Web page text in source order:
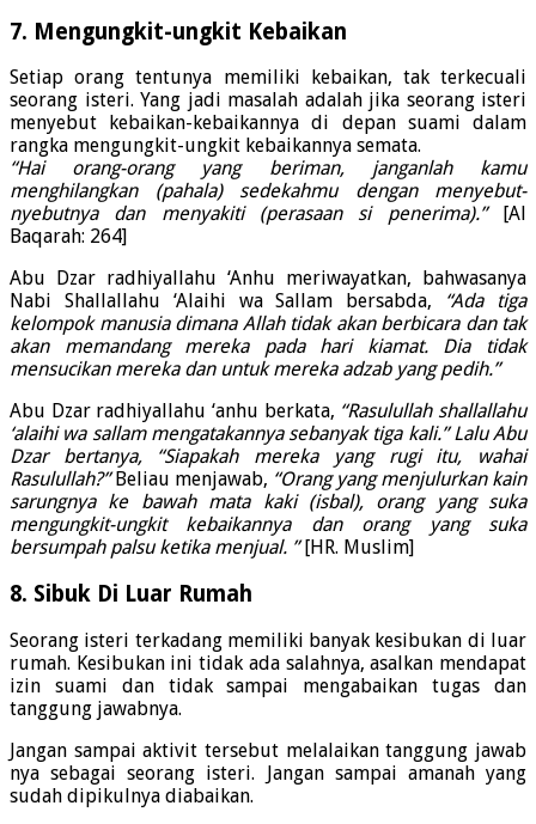
7. Mengungkit-ungkit Kebaikan
Setiap orang tentunya memiliki kebaikan, tak terkecuali
seorang isteri. Yang jadi masalah adalah jika seorang isteri
menyebut kebaikan-kebaikannya di depan suami dalam
rangka mengungkit-ungkit kebaikannya semata.
“Hai orang-orang yang beriman, janganlah kamu
menghilangkan (pahala) sedekahmu dengan menyebut-
nyebutnya dan menyakiti (perasaan si penerima).”[Al
Baqarah: 264]
Abu Dzar radhiyallahu ‘Anhu meriwayatkan, bahwasanya
Nabi Shallallahu ‘Alaihi wa Sallam bersabda, “Ada tiga
kelompok manusia dimana Allah tidak akan berbicara dan tak
akan memandang mereka pada hari kiamat. Dia tidak
mensucikan mereka dan untuk mereka adzab yang pedih.”
Abu Dzar radhiyallahu ‘anhu berkata, “Rasulullah shallallahu
‘alaihi wa sallam mengatakannya sebanyak tiga kali.” Lalu Abu
Dzar bertanya, “Siapakah mereka yang rugi itu, wahai
Rasulullah?”Beliau menjawab, “Orang yang menjulurkan kain
sarungnya ke bawah mata kaki (isbal), orang yang suka
mengungkit-ungkit kebaikannya dan orang yang suka
bersumpah palsu ketika menjual. ”[HR. Muslim]
8. Sibuk Di Luar Rumah
Seorang isteri terkadang memiliki banyak kesibukan di luar
rumah. Kesibukan ini tidak ada salahnya, asalkan mendapat
izin suami dan tidak sampai mengabaikan tugas dan
tanggung jawabnya.
Jangan sampai aktivit tersebut melalaikan tanggung jawab
nya sebagai seorang isteri. Jangan sampai amanah yang
sudah dipikulnya diabaikan.